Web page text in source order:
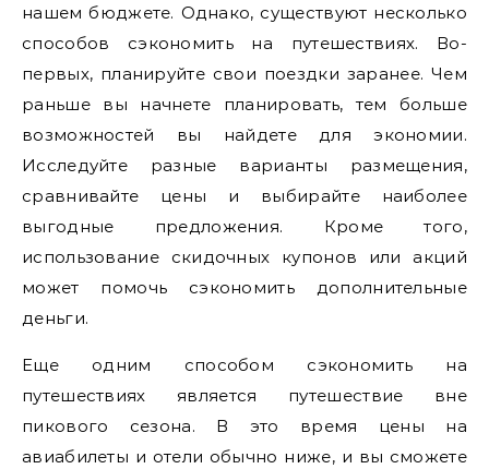
нашем бюджете. Однако, существуют несколько
способов сэкономить на путешествиях. Во-
первых, планируйте свои поездки заранее. Чем
раньше вы начнете планировать, тем больше
возможностей вы найдете для экономии.
Исследуйте разные варианты размещения,
сравнивайте цены и выбирайте наиболее
выгодные предложения. Кроме того,
использование скидочных купонов или акций
может помочь сэкономить дополнительные
деньги.
Еще одним способом сэкономить на
путешествиях является путешествие вне
пикового сезона. В это время цены на
авиабилеты и отели обычно ниже, и вы сможете